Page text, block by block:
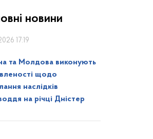
новини
17:19
та Молдова виконують
щодо
наслідків
на річці Дністер